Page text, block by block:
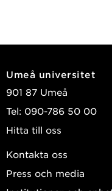
Umeå universitet
901 87 Umeå
Tel: 090-786 50 00
Hitta till oss
Kontakta oss
Press och media